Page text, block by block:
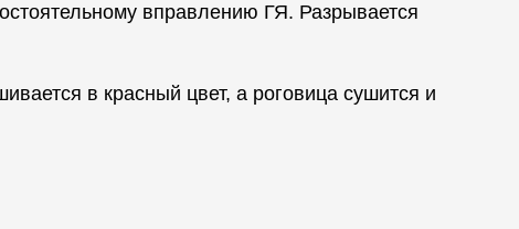
вправлению ГЯ. Разрывается
в красный цвет, а роговица сушится и